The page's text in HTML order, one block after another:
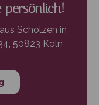
persönlich!
Scholzen in
50823 Köln